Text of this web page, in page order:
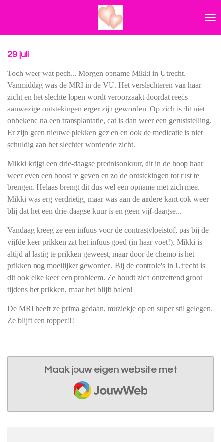
hoofdinhoud
29 juli
Toch weer wat pech... Morgen opname Mikki in Utrecht.
Vanmiddag was de MRI in de VU. Het verslechteren van haar
zicht en het slechte lopen wordt veroorzaakt doordat reeds
aanwezige ontstekingen erger zijn geworden. Op zich is dit niet
onbekend na een transplantatie, dat is dan weer een geruststelling.
Er zijn geen nieuwe plekken gezien en ook de medicatie is niet
schuldig aan het slechter wordende zicht.
Mikki krijgt een drie-daagse prednisonkuur, dit in de hoop haar
weer even een boost te geven en zo de ontstekingen tot rust te
brengen. Helaas brengt dit dus wel een opname met zich mee.
Mikki was erg verdrietig, maar was aan de andere kant ook weer
blij dat het een drie-daagse kuur is en geen vijf-daagse...
Vandaag kreeg ze een infuus voor de contrastvloeistof, pas bij de
vijfde keer prikken zat het infuus goed (in haar voet!). Mikki is
altijd al lastig te prikken geweest, maar door de chemo is het
prikken nog moeilijker geworden. Bij de controle's in Utrecht is
dit ook elke keer een probleem. Ze houdt zich ontzettend groot
tijdens het prikken, maar het blijft balen!
De MRI heeft ze prima gedaan, muziekje op en super stil gelegen.
Ze blijft een topper!!!
Maak jouw eigen website met
JouwWeb